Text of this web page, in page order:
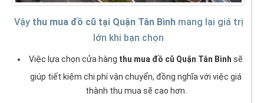
Vậy thu mua đồ cũ tại Quận Tân Bìnhmang lại giá trị
lớn khi bạn chọn
Việc lựa chọn cửa hàng thu mua đồ cũ Quận Tân Bình sẽ
giúp tiết kiệm chi phí vận chuyển, đồng nghĩa với việc giá
thành thu mua sẽ cao hơn.